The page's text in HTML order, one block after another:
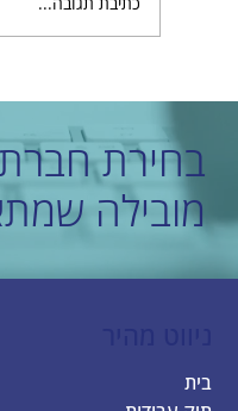
בחירת
מובילה
אתרים חכמים -
בית